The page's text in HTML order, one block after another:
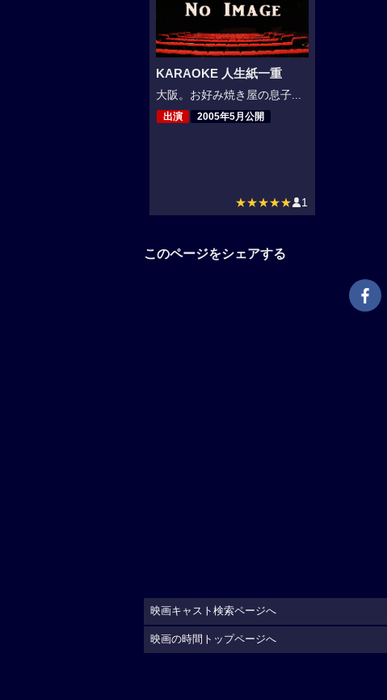
KARAOKE 人生紙一重
大阪。お好み焼き屋の息子...
出演 2005年5月公開
★★★★★ 1
このページをシェアする
映画キャスト検索ページへ
映画の時間トップページへ